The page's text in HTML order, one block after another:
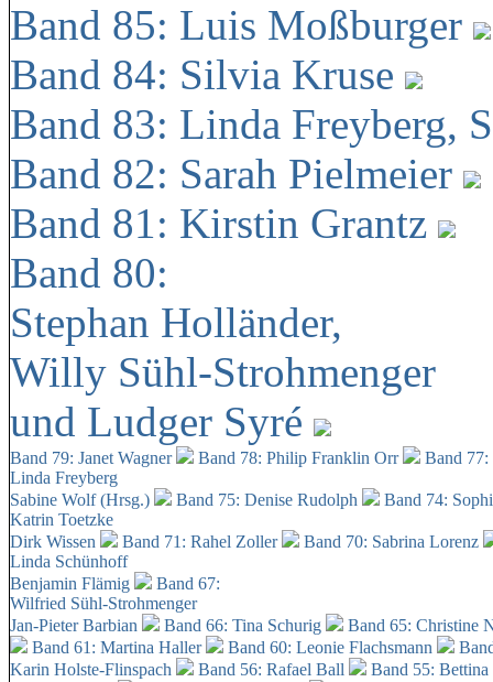
Band 85: Luis Moßburger
Band 84: Silvia Kruse
Band 83: Linda Freyberg,
Band 82: Sarah Pielmeier
Band 81: Kirstin Grantz
Band 80:
Stephan Holländer,
Willy Sühl-Strohmenger
und Ludger Syré
Band 79: Janet Wagner Band 78: Philip Franklin Orr
Band
Linda Freyberg
Sabine Wolf (Hrsg.)
Band 75: Denise Rudolph
Band 74:
Katrin Toetzke
Dirk Wissen
Band 71: Rahel Zoller
Band 70: Sabrina Lorenz
Linda Schünhoff
Benjamin Flämig
Band 67:
Wilfried Sühl-Strohmenger
Jan-Pieter Barbian
Band 66: Tina Schurig
Band 65: Christine
Band 61: Martina Haller
Band 60: Leonie Flachsmann
Karin Holste-Flinspach
Band 56: Rafael Ball Band 55: